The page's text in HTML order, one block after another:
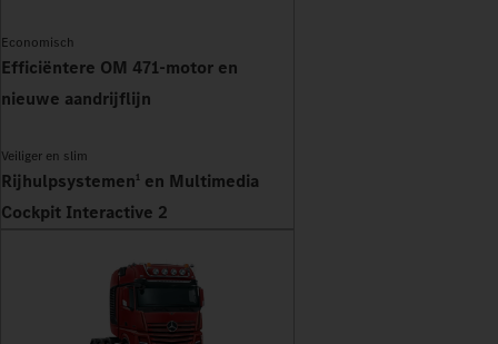
Economisch
Efficiëntere OM 471-motor en
nieuwe aandrijflijn
Veiliger en slim
Rijhulpsystemen1 en Multimedia
Cockpit Interactive 2